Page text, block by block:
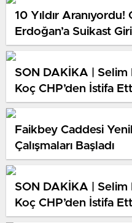
10 Yıldır Aranıyordu!
Erdoğan’a Suikast
Firarisi Yakalandı
SON DAKİKA | Selim
Koç CHP’den İstifa
Faikbey Caddesi
Çalışmaları Başladı
SON DAKİKA | Selim
Koç CHP’den İstifa